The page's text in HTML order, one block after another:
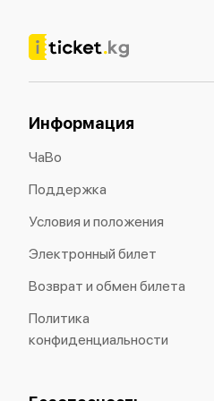
Информация
ЧаВо
Поддержка
Условия и положения
Электронный билет
Возврат и обмен билета
Политика
конфиденциальности